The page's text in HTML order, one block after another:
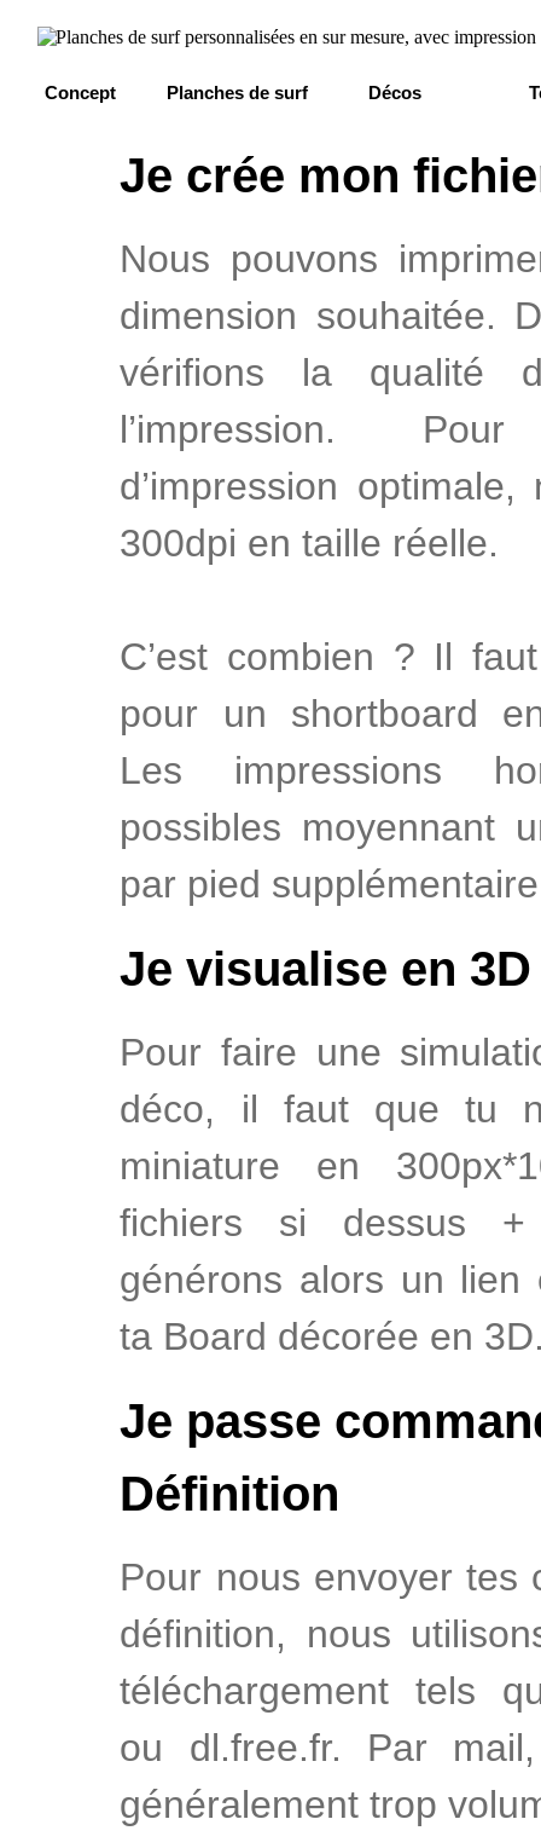
Concept Planches de surf Décos
Je crée mon
Nous pouvons
dimension souhaitée.
vérifions la qualité
l’impression.
d’impression
300dpi en taille réelle.
C’est combien ? Il
pour un shortboard
Les impressions
possibles moyennant
par pied
Je visualise en
Pour faire une
déco, il faut que tu
miniature en
fichiers si dessus +
générons alors un
ta Board décorée en
Je passe
Définition
Pour nous envoyer tes
définition, nous
téléchargement tels
ou dl.free.fr. Par
généralement trop